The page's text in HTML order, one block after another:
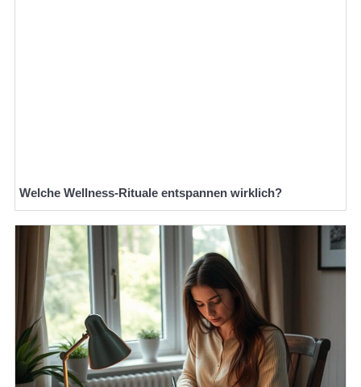
Welche Wellness-Rituale entspannen wirklich?